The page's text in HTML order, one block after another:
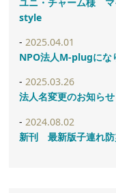
style
2025.04.01
NPO法人M-plugにな
2025.03.26
法人名変更のお知らせ
2024.08.02
新刊 最新版子連れ防